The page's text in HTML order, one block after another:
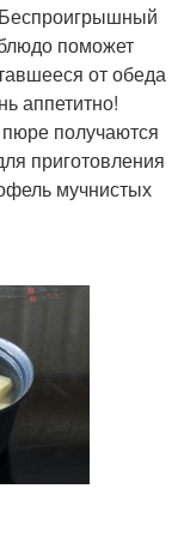
поможет
от обеда
аппетитно!
получаются
приготовления
мучнистых